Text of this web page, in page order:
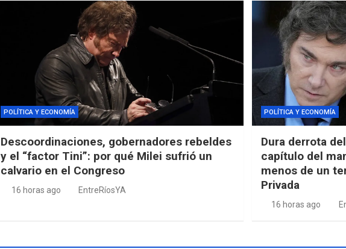
POLÍTICA Y ECONOMÍA
Descoordinaciones, gobernadores rebeldes
y el “factor Tini”: por qué Milei sufrió un
calvario en el Congreso
16 horas ago EntreRíosYA
POLÍTICA Y ECONOMÍA
Dura derrota
capítulo del
menos de un
Privada
16 horas ago